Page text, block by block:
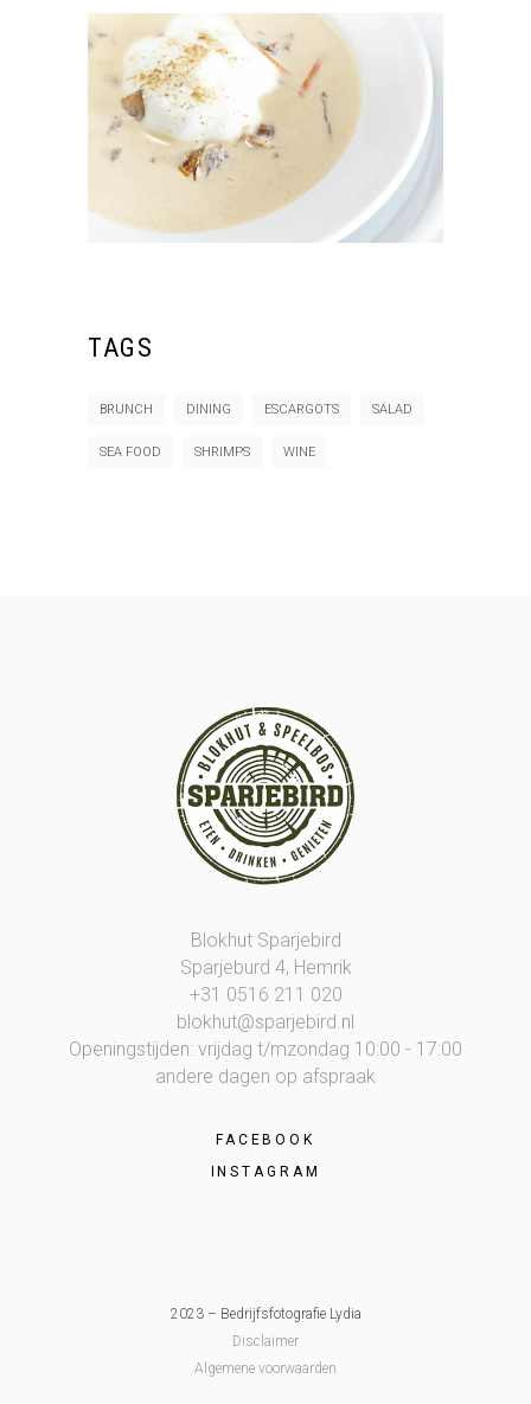
TAGS
BRUNCH DINING ESCARGOTS SALAD
SEA FOOD SHRIMPS WINE
Blokhut Sparjebird
Sparjeburd 4, Hemrik
+31 0516 211 020
blokhut@sparjebird.nl
Openingstijden: vrijdag t/mzondag 10:00 - 17:00
andere dagen op afspraak
FACEBOOK
INSTAGRAM
2023 – Bedrijfsfotografie Lydia
Disclaimer
Algemene voorwaarden